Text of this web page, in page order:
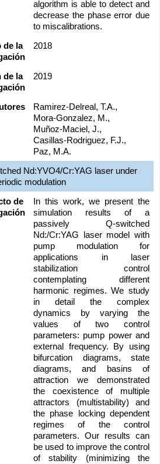
algorithm is able to detect and
decrease the phase error due
to miscalibrations.
de la
2018
de la
2019
Ramirez-Delreal, T.A.,
Mora-Gonzalez, M.,
Muñoz-Maciel, J.,
Casillas-Rodriguez, F.J.,
Paz, M.A.
Nd:YVO4/Cr:YAG laser under
modulation
de
In this work, we present the
simulation results of a
passively Q-switched
Nd:/Cr:YAG laser model with
pump modulation for
applications in laser
stabilization control
contemplating different
harmonic regimes. We study
in detail the complex
dynamics by varying the
values of two control
parameters: pump power and
external frequency. By using
bifurcation diagrams, state
diagrams, and basins of
attraction we demonstrated
the coexistence of multiple
attractors (multistability) and
the phase locking dependent
regimes of the control
parameters. Our results can
be used to improve the control
of stability (minimizing the